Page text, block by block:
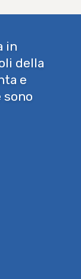
in
della
e
sono